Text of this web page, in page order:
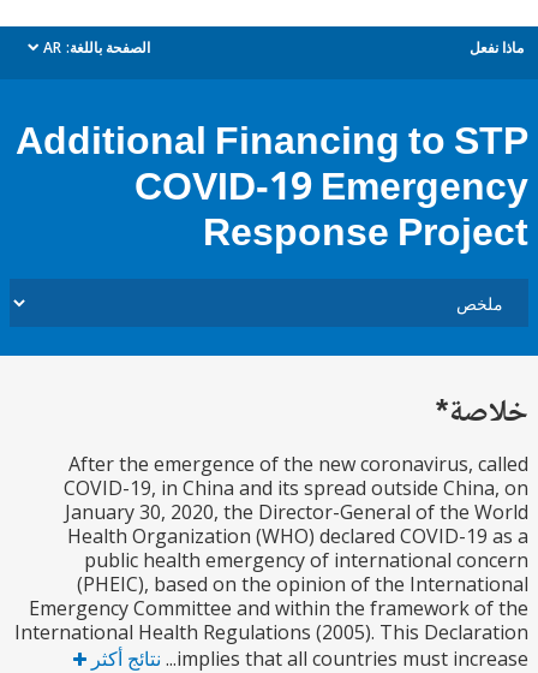
الصفحة باللغة: AR
dropdown
Additional Financing to
COVID-19
Response
After the emergence of the new coronavirus,
COVID-19, in China and its spread outside
January 30, 2020, the Director-General of the
Health Organization (WHO) declared COVID-
public health emergency of international
(PHEIC), based on the opinion of the
Emergency Committee and within the framework
International Health Regulations (2005). This
implies that all countries must
نتائج أكثر